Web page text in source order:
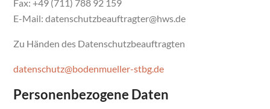
Fax: +49 (711) 788 92 159
E-Mail: datenschutzbeauftragter@hws.de
Zu Händen des Datenschutzbeauftragten
datenschutz@bodenmueller-stbg.de
Personenbezogene Daten